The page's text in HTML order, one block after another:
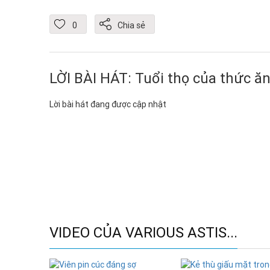
0 Chia sẻ
LỜI BÀI HÁT: Tuổi thọ của thức ăn
Lời bài hát đang được cập nhật
VIDEO CỦA VARIOUS ASTIS...